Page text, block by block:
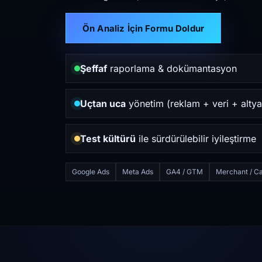
Ön Analiz İçin Formu Doldur
Şeffafraporlama & dokümantasyon
Uçtan uca yönetim (reklam + veri +
Test kültürü ile sürdürülebilir iyileştirme
Google Ads Meta Ads GA4 / GTM Merchant /